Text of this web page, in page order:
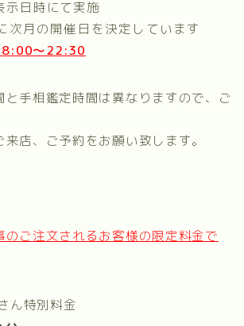
示日時にて実施
次月の開催日を決定しています
～22:30
と手相鑑定時間は異なりますので、ご
来店、ご予約をお願い致します。
のご注文されるお客様の限定料金で
ん特別料金